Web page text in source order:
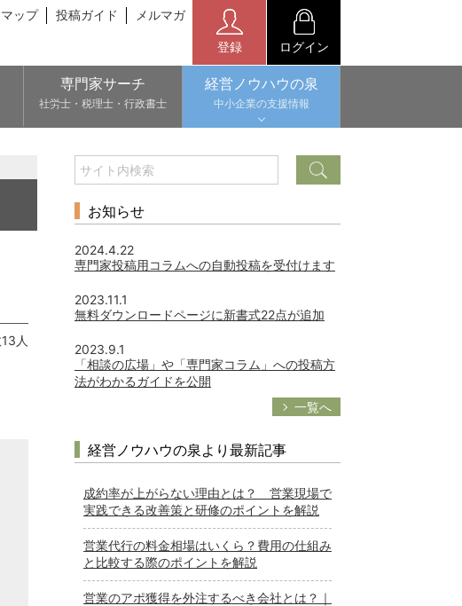
ップ 投稿ガイド メルマガ
登録 ログイン
専門家サーチ
社労士・税理士・行政書士
経営ノウハウの泉
中小企業の支援情報
人
お知らせ
2024.4.22
専門家投稿用コラムへの自動投稿を受付けます
2023.11.1
無料ダウンロードページに新書式22点が追加
2023.9.1
「相談の広場」や「専門家コラム」への投稿方
法がわかるガイドを公開
一覧へ
経営ノウハウの泉より最新記事
成約率が上がらない理由とは？ 営業現場で
実践できる改善策と研修のポイントを解説
営業代行の料金相場はいくら？費用の仕組み
と比較する際のポイントを解説
営業のアポ獲得を外注するべき会社とは？｜